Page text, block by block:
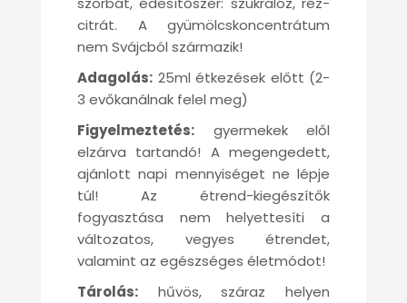
citrát. A gyümölcskoncentrátum
nem Svájcból származik!
Adagolás: 25ml étkezések előtt (2-
3 evőkanálnak felel meg)
Figyelmeztetés: gyermekek elől
elzárva tartandó! A megengedett,
ajánlott napi mennyiséget ne lépje
túl! Az étrend-kiegészítők
fogyasztása nem helyettesíti a
változatos, vegyes étrendet,
valamint az egészséges életmódot!
Tárolás: hűvös, száraz helyen